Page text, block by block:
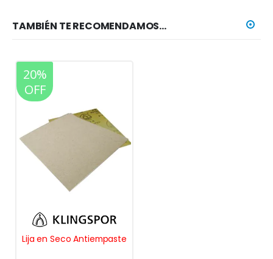
TAMBIÉN TE RECOMENDAMOS…
20%
OFF
Lija en Seco Antiempaste